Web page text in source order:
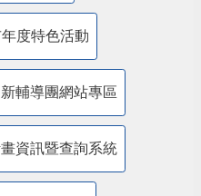
度特色活動
輔導團網站專區
資訊暨查詢系統